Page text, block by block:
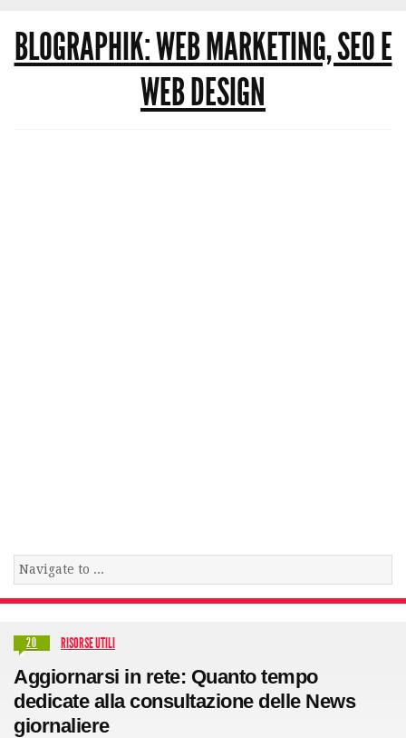
BLOGRAPHIK: WEB MARKETING, SEO E
WEB DESIGN
20 RISORSE UTILI
Aggiornarsi in rete: Quanto tempo
dedicate alla consultazione delle News
giornaliere